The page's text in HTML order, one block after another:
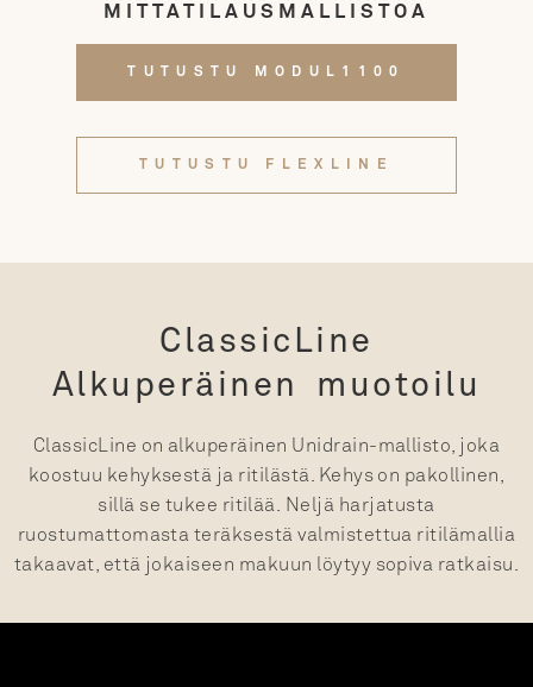
MITTATILAUSMALLISTOA
TUTUSTU MODUL1100
TUTUSTU FLEXLINE
ClassicLine
Alkuperäinen muotoilu
ClassicLine on alkuperäinen Unidrain-mallisto, joka
koostuu kehyksestä ja ritilästä. Kehys on pakollinen,
sillä se tukee ritilää.
Neljä harjatusta
ruostumattomasta teräksestä valmistettua ritilämallia
takaavat, että jokaiseen makuun löytyy sopiva ratkaisu.